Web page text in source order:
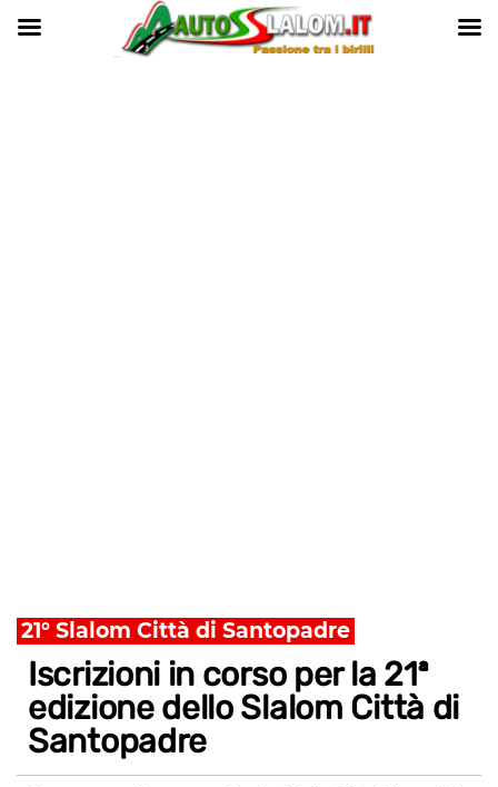
21° Slalom Città di Santopadre
Iscrizioni in corso per la 21ª
edizione dello Slalom Città di
Santopadre